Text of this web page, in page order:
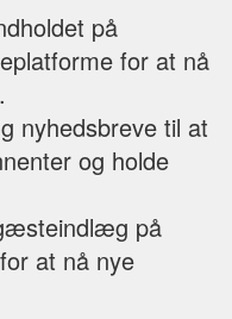
på
for at nå
nyhedsbreve til at
og holde
på
at nå nye